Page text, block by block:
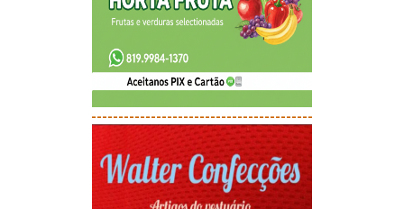
-----------------------------------------